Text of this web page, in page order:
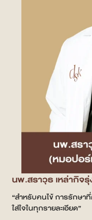
รายชื่อสาขา
สาขา Siam Paragon
สาขา Stadium One
สาขา Asoke
สาขา MRT สุทธิสาร
สาขา เซ็นทรัลปิ่นเกล้า
สาขา บางนา
สาขา CDC
นพ.สราวุธ เหล่ากิจรุ่
“สำหรับคนไข้ การรักษา
ใส่ใจในทุกรายละเอียด”